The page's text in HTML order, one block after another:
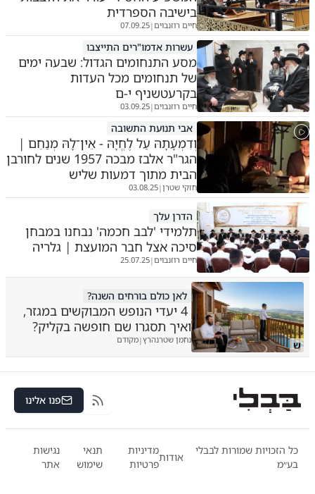
בישיבה הספרדית
חיים רוזנבוים|
07.09.25
עשרות אדמו"רים התייצבו
מסע התנחומים הגדול: שבעה ימים
של תנחומים מכל העדות
בקרעטשניף י-ם
חיים רוזנבוים|
03.09.25
אבי תנועת התשובה
וְדִמְעָתָהּ עַל לֶחֱיָהּ - אֵין־לָהּ מְנַחֵם |
הגר"ר אלבז מבכה 1957 שנים לחורבן
הבית מתוך דמעות שליש
חזקי שטרן|
03.08.25
הדרן עלך
תלמידי 'לבב חכמה' נבחנו במבחן
סיכה אצל חבר המועצת | גלריה
חיים רוזנבוים|
25.07.25
ש
לאן כולם בורחים השנה?
4 יעדי הנופש המבוקשים במגזר,
ואיך תסגרו שם חופשה בקליק?
נחמן שטרנהרץ|מקודם
RSS פנו אלינו
כל הזכויות שמורות לבבלי
בע״מ
אודות
מדיניות
פרטיות
תנאי
שימוש
נגישות
אתר